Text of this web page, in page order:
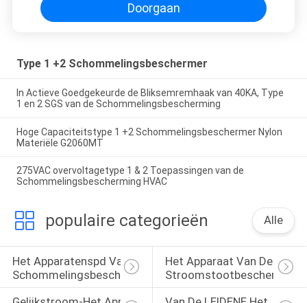
Doorgaan
Type 1 +2 Schommelingsbeschermer
In Actieve Goedgekeurde de Bliksemremhaak van 40KA, Type
1 en 2 SGS van de Schommelingsbescherming
Hoge Capaciteitstype 1 +2 Schommelingsbeschermer Nylon
Materiële G2060MT
275VAC overvoltagetype 1 & 2 Toepassingen van de
Schommelingsbescherming HVAC
populaire categorieën Alle
Het Apparatenspd Van De
Schommelingsbescherming
Het Apparaat Van De
Stroomstootbescherming